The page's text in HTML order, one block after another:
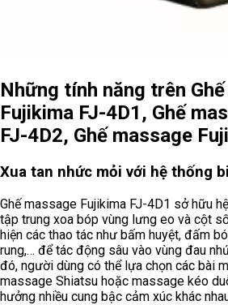
Những tính năng trên
Fujikima FJ-4D1, Ghế
FJ-4D2, Ghế massage
Xua tan nhức mỏi với hệ thống
Ghế massage Fujikima FJ-4D1 sở hữu
tập trung xoa bóp vùng lưng eo và cột
hiện các thao tác như bấm huyệt, đấm
rung,… để tác động sâu vào vùng đau
đó, người dùng có thể lựa chọn các bài
massage Shiatsu hoặc massage kéo
hưởng nhiều cung bậc cảm xúc khác